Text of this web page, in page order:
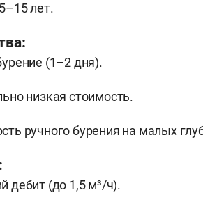
лет.
(1–2 дня).
низкая стоимость.
ручного бурения на малых
дебит (до 1,5 м³/ч).